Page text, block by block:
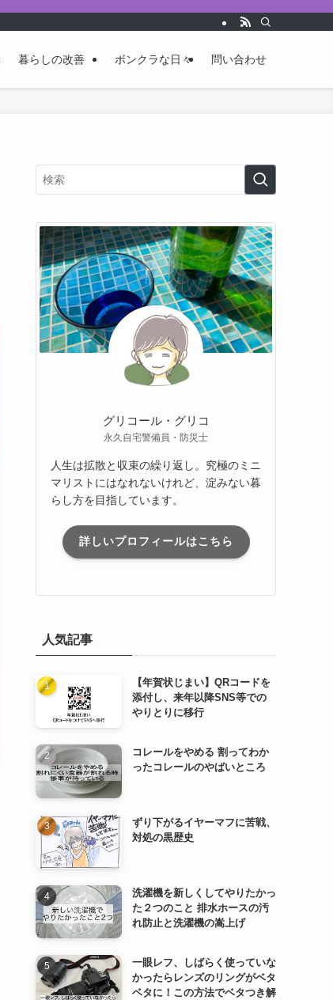
暮らしの改善 ボンクラな日々 問い合わせ
グリコール・グリコ
永久自宅警備員・防災士
人生は拡散と収束の繰り返し。究極のミニ
マリストにはなれないけれど、淀みない暮
らし方を目指しています。
詳しいプロフィールはこちら
人気記事
【年賀状じまい】QRコードを
添付し、来年以降SNS等での
やりとりに移行
コレールをやめる 割ってわか
ったコレールのやばいところ
ずり下がるイヤーマフに苦戦、
対処の黒歴史
洗濯機を新しくしてやりたかっ
た２つのこと 排水ホースの汚
れ防止と洗濯機の嵩上げ
一眼レフ、しばらく使っていな
かったらレンズのリングがベタ
ベタに！この方法でベタつき解